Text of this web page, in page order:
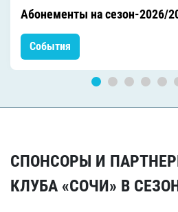
Абонементы на сезон-2026/
События
СПОНСОРЫ И
КЛУБА «СОЧИ» В